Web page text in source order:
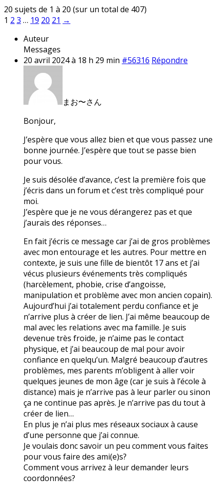
20 sujets de 1 à 20 (sur un total de 407)
1 2 3 … 19 20 21 →
Auteur
Messages
20 avril 2024 à 18 h 29 min #56316 Répondre
まお〜さん
Bonjour,
J’espère que vous allez bien et que vous passez une
bonne journée. J’espère que tout se passe bien
pour vous.
Je suis désolée d’avance, c’est la première fois que
j’écris dans un forum et c’est très compliqué pour
moi.
J’espère que je ne vous dérangerez pas et que
j’aurais des réponses…
En fait j’écris ce message car j’ai de gros problèmes
avec mon entourage et les autres. Pour mettre en
contexte, je suis une fille de bientôt 17 ans et j’ai
vécus plusieurs événements très compliqués
(harcèlement, phobie, crise d’angoisse,
manipulation et problème avec mon ancien copain).
Aujourd’hui j’ai totalement perdu confiance et je
n’arrive plus à créer de lien. J’ai même beaucoup de
mal avec les relations avec ma famille. Je suis
devenue très froide, je n’aime pas le contact
physique, et j’ai beaucoup de mal pour avoir
confiance en quelqu’un. Malgré beaucoup d’autres
problèmes, mes parents m’obligent à aller voir
quelques jeunes de mon âge (car je suis à l’école à
distance) mais je n’arrive pas à leur parler ou sinon
ça ne continue pas après. Je n’arrive pas du tout à
créer de lien…
En plus je n’ai plus mes réseaux sociaux à cause
d’une personne que j’ai connue.
Je voulais donc savoir un peu comment vous faites
pour vous faire des ami(e)s?
Comment vous arrivez à leur demander leurs
coordonnées?